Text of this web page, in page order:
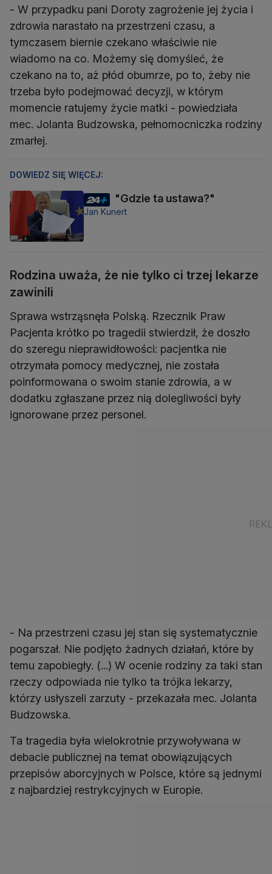
- W przypadku pani Doroty zagrożenie jej życia i
zdrowia narastało na przestrzeni czasu, a
tymczasem biernie czekano właściwie nie
wiadomo na co. Możemy się domyśleć, że
czekano na to, aż płód obumrze, po to, żeby nie
trzeba było podejmować decyzji, w którym
momencie ratujemy życie matki - powiedziała
mec. Jolanta Budzowska, pełnomocniczka rodziny
zmarłej.
DOWIEDZ SIĘ WIĘCEJ:
"Gdzie ta ustawa?"
Jan Kunert
Rodzina uważa, że nie tylko ci trzej lekarze
zawinili
Sprawa wstrząsnęła Polską. Rzecznik Praw
Pacjenta krótko po tragedii stwierdził, że doszło
do szeregu nieprawidłowości: pacjentka nie
otrzymała pomocy medycznej, nie została
poinformowana o swoim stanie zdrowia, a w
dodatku zgłaszane przez nią dolegliwości były
ignorowane przez personel.
- Na przestrzeni czasu jej stan się systematycznie
pogarszał. Nie podjęto żadnych działań, które by
temu zapobiegły. (...) W ocenie rodziny za taki stan
rzeczy odpowiada nie tylko ta trójka lekarzy,
którzy usłyszeli zarzuty - przekazała mec. Jolanta
Budzowska.
Ta tragedia była wielokrotnie przywoływana w
debacie publicznej na temat obowiązujących
przepisów aborcyjnych w Polsce, które są jednymi
z najbardziej restrykcyjnych w Europie.